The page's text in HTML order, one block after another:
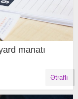
manatı
Ətraflı